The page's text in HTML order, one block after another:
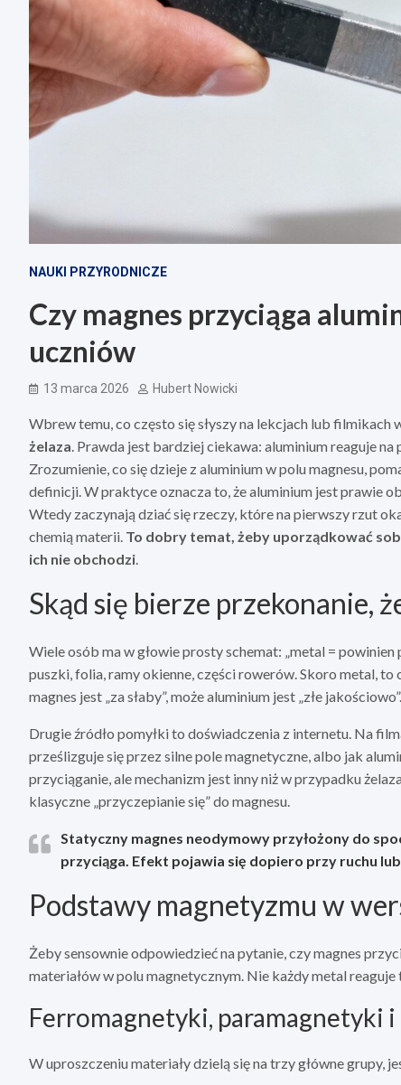
NAUKI PRZYRODNICZE
Czy magnes przyciąga
uczniów
13 marca 2026 Hubert Nowicki
Wbrew temu, co często się słyszy na lekcjach lub filmikach
żelaza. Prawda jest bardziej ciekawa: aluminium reaguje na
Zrozumienie, co się dzieje z aluminium w polu magnesu,
definicji. W praktyce oznacza to, że aluminium jest prawie
Wtedy zaczynają dziać się rzeczy, które na pierwszy rzut
chemią materii. To dobry temat, żeby uporządkować
ich nie obchodzi.
Skąd się bierze przekonanie,
Wiele osób ma w głowie prosty schemat: „metal =
puszki, folia, ramy okienne, części rowerów. Skoro metal, to
magnes jest „za słaby”, może aluminium jest „złe jakościowo”.
Drugie źródło pomyłki to doświadczenia z internetu. Na
prześlizguje się przez silne pole magnetyczne, albo jak
przyciąganie, ale mechanizm jest inny niż w przypadku
klasyczne „przyczepianie się” do magnesu.
Statyczny magnes neodymowy przyłożony do
przyciąga. Efekt pojawia się dopiero przy ruchu
Podstawy magnetyzmu w
Żeby sensownie odpowiedzieć na pytanie, czy magnes
materiałów w polu magnetycznym. Nie każdy metal reaguje
Ferromagnetyki, paramagnetyki
W uproszczeniu materiały dzielą się na trzy główne grupy,